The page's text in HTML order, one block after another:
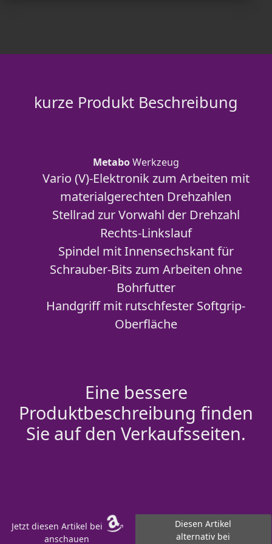
kurze Produkt Beschreibung
MetaboWerkzeug
Vario (V)-Elektronik zum Arbeiten mit
materialgerechten Drehzahlen
Stellrad zur Vorwahl der Drehzahl
Rechts-Linkslauf
Spindel mit Innensechskant für
Schrauber-Bits zum Arbeiten ohne
Bohrfutter
Handgriff mit rutschfester Softgrip-
Oberfläche
Eine bessere
Produktbeschreibung finden
Sie auf den Verkaufsseiten.
Jetzt diesen Artikel bei
anschauen
Diesen Artikel
alternativ bei